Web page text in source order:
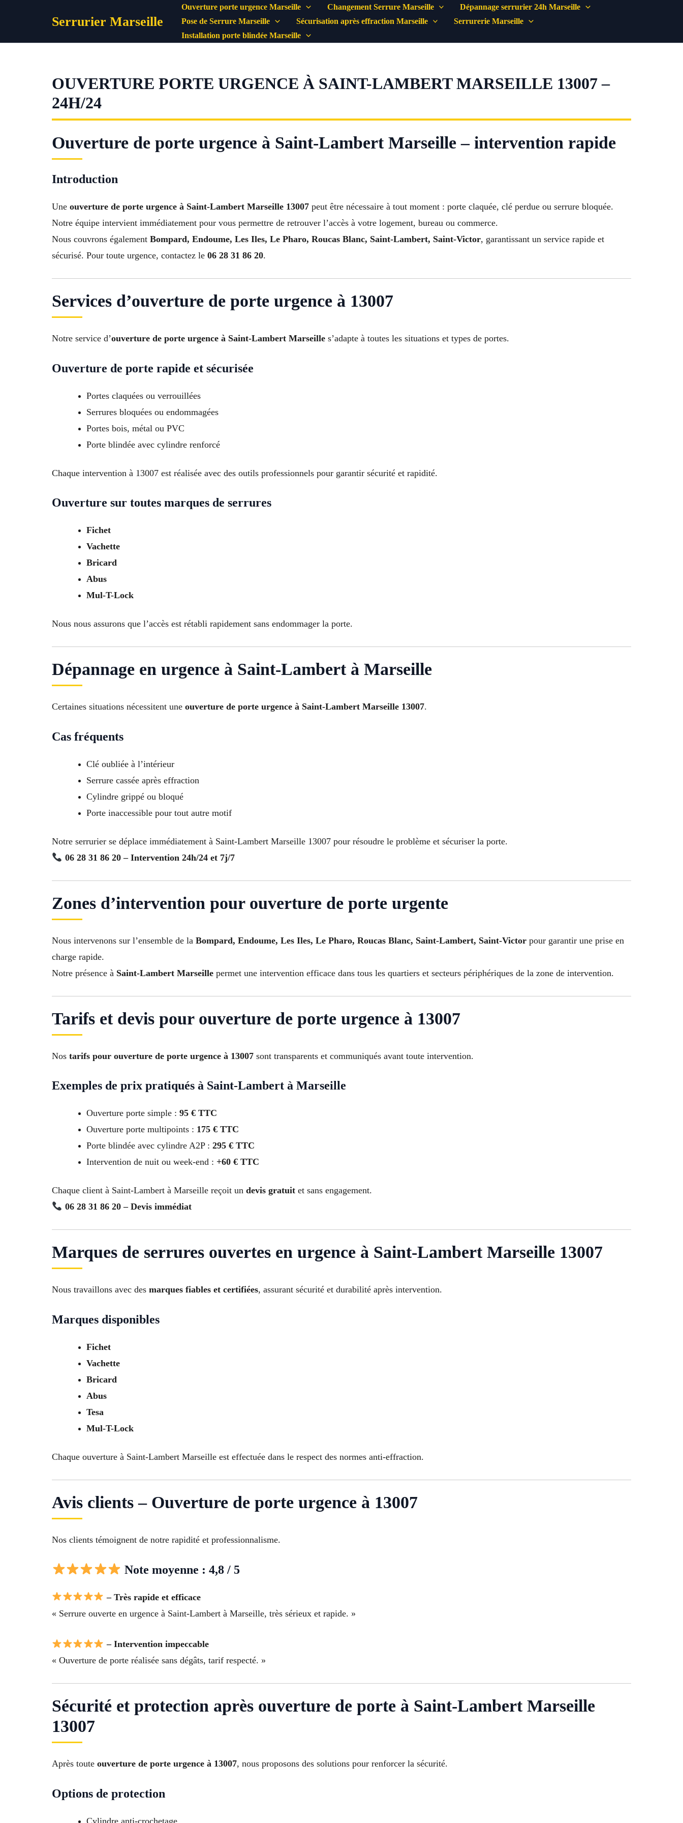
Serrurier Marseille
Ouverture porte urgence Marseille Changement Serrure Marseille
Dépannage serrurier 24h Marseille
Pose de Serrure Marseille
Sécurisation après effraction Marseille
Serrurerie Marseille
Installation porte blindée Marseille
OUVERTURE PORTE URGENCE À SAINT-LAMBERT MARSEILLE 13007 –
24H/24
Ouverture de porte urgence à Saint-Lambert Marseille – intervention rapide
Introduction
Une ouverture de porte urgence à Saint-Lambert Marseille 13007 peut être nécessaire à tout moment : porte claquée, clé perdue ou serrure bloquée.
Notre équipe intervient immédiatement pour vous permettre de retrouver l’accès à votre logement, bureau ou commerce.
Nous couvrons également Bompard, Endoume, Les Iles, Le Pharo, Roucas Blanc, Saint-Lambert, Saint-Victor, garantissant un service rapide et
sécurisé. Pour toute urgence, contactez le 06 28 31 86 20.
Services d’ouverture de porte urgence à 13007
Notre service d’ouverture de porte urgence à Saint-Lambert Marseille s’adapte à toutes les situations et types de portes.
Ouverture de porte rapide et sécurisée
Portes claquées ou verrouillées
Serrures bloquées ou endommagées
Portes bois, métal ou PVC
Porte blindée avec cylindre renforcé
Chaque intervention à 13007 est réalisée avec des outils professionnels pour garantir sécurité et rapidité.
Ouverture sur toutes marques de serrures
Fichet
Vachette
Bricard
Abus
Mul-T-Lock
Nous nous assurons que l’accès est rétabli rapidement sans endommager la porte.
Dépannage en urgence à Saint-Lambert à Marseille
Certaines situations nécessitent une ouverture de porte urgence à Saint-Lambert Marseille 13007.
Cas fréquents
Clé oubliée à l’intérieur
Serrure cassée après effraction
Cylindre grippé ou bloqué
Porte inaccessible pour tout autre motif
Notre serrurier se déplace immédiatement à Saint-Lambert Marseille 13007 pour résoudre le problème et sécuriser la porte.
06 28 31 86 20 – Intervention 24h/24 et 7j/7
Zones d’intervention pour ouverture de porte urgente
Nous intervenons sur l’ensemble de la Bompard, Endoume, Les Iles, Le Pharo, Roucas Blanc, Saint-Lambert, Saint-Victor pour garantir une prise en
charge rapide.
Notre présence à Saint-Lambert Marseille permet une intervention efficace dans tous les quartiers et secteurs périphériques de la zone de intervention.
Tarifs et devis pour ouverture de porte urgence à 13007
Nos tarifs pour ouverture de porte urgence à 13007 sont transparents et communiqués avant toute intervention.
Exemples de prix pratiqués à Saint-Lambert à Marseille
Ouverture porte simple : 95 € TTC
Ouverture porte multipoints : 175 € TTC
Porte blindée avec cylindre A2P : 295 € TTC
Intervention de nuit ou week-end : +60 € TTC
Chaque client à Saint-Lambert à Marseille reçoit un devis gratuit et sans engagement.
06 28 31 86 20 – Devis immédiat
Marques de serrures ouvertes en urgence à Saint-Lambert Marseille 13007
Nous travaillons avec des marques fiables et certifiées, assurant sécurité et durabilité après intervention.
Marques disponibles
Fichet
Vachette
Bricard
Abus
Tesa
Mul-T-Lock
Chaque ouverture à Saint-Lambert Marseille est effectuée dans le respect des normes anti-effraction.
Avis clients – Ouverture de porte urgence à 13007
Nos clients témoignent de notre rapidité et professionnalisme.
Note moyenne : 4,8 / 5
– Très rapide et efficace
« Serrure ouverte en urgence à Saint-Lambert à Marseille, très sérieux et rapide. »
– Intervention impeccable
« Ouverture de porte réalisée sans dégâts, tarif respecté. »
Sécurité et protection après ouverture de porte à Saint-Lambert Marseille
13007
Après toute ouverture de porte urgence à 13007, nous proposons des solutions pour renforcer la sécurité.
Options de protection
Cylindre anti-crochetage